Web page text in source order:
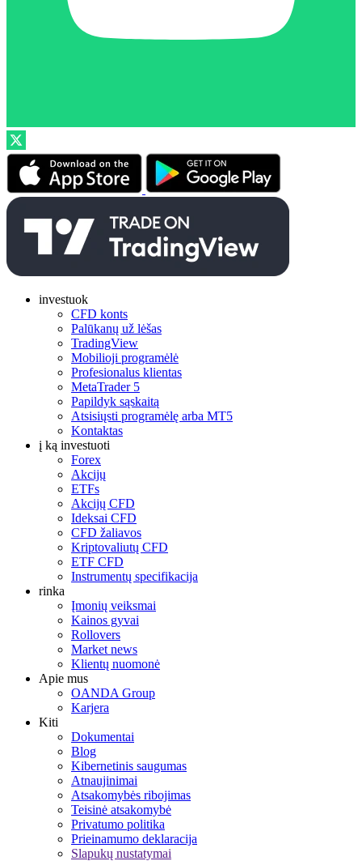
investuok
CFD konts
Palūkanų už lėšas
TradingView
Mobilioji programėlė
Profesionalus klientas
MetaTrader 5
Papildyk sąskaitą
Atsisiųsti programėlę arba MT5
Kontaktas
į ką investuoti
Forex
Akcijų
ETFs
Akcijų CFD
Ideksai CFD
CFD žaliavos
Kriptovaliutų CFD
ETF CFD
Instrumentų specifikacija
rinka
Įmonių veiksmai
Kainos gyvai
Rollovers
Market news
Klientų nuomonė
Apie mus
OANDA Group
Karjera
Kiti
Dokumentai
Blog
Kibernetinis saugumas
Atnaujinimai
Atsakomybės ribojimas
Teisinė atsakomybė
Privatumo politika
Prieinamumo deklaracija
Slapukų nustatymai